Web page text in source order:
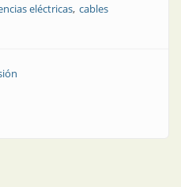
eléctricas cables